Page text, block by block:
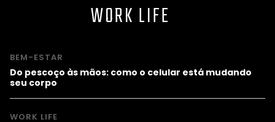
WORK LIFE
BEM-ESTAR
Do pescoço às mãos: como o celular está mudando
seu corpo
WORK LIFE